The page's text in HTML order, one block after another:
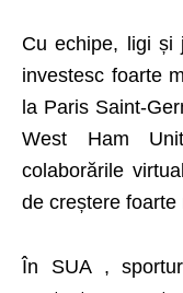
Cu echipe, ligi și
investesc foarte
la Paris Saint-
West Ham
colaborările
de creștere foarte
În SUA ,